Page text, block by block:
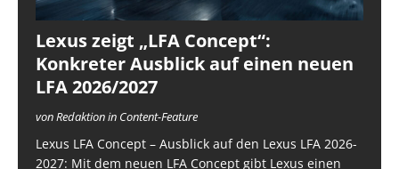
Lexus zeigt „LFA Concept“:
Konkreter Ausblick auf einen neuen
LFA 2026/2027
von Redaktion in Content-Feature
Lexus LFA Concept – Ausblick auf den Lexus LFA 2026-
2027: Mit dem neuen LFA Concept gibt Lexus einen